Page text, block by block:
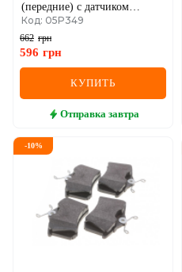
(передние) с датчиком
Renault Logan I / Renault
Sandero I / Renault Clio II /
Renault Symbol II (Thalia II)
Код: 05P349
662 грн
596 грн
КУПИТЬ
Отправка завтра
-10%